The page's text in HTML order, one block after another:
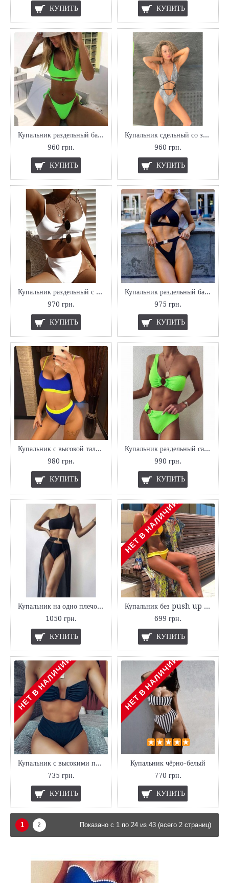
КУПИТЬ КУПИТЬ
Купальник раздельный бандо
960 грн.
КУПИТЬ
Купальник сдельный со змеиным принтом
960 грн.
КУПИТЬ
Купальник раздельный с высокими плавками
970 грн.
КУПИТЬ
Купальник раздельный бандо Sweet Heart
975 грн.
КУПИТЬ
Купальник с высокой талией и топом
980 грн.
КУПИТЬ
Купальник раздельный салатовый
990 грн.
КУПИТЬ
Купальник на одно плечо с юбкой
1050 грн.
КУПИТЬ
НЕТ В НАЛИЧИИ
Купальник без push up yellow
699 грн.
КУПИТЬ
НЕТ В НАЛИЧИИ
Купальник с высокими плавками черный
735 грн.
КУПИТЬ
НЕТ В НАЛИЧИИ
Купальник чёрно-белый
770 грн.
КУПИТЬ
1 2 Показано с 1 по 24 из 43 (всего 2 страниц)